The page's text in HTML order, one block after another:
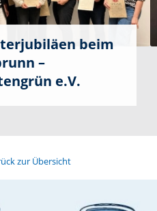
beim
–
e.V.
zur Übersicht